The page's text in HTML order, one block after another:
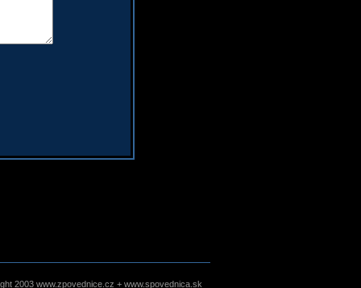
2003 www.zpovednice.cz + www.spovednica.sk